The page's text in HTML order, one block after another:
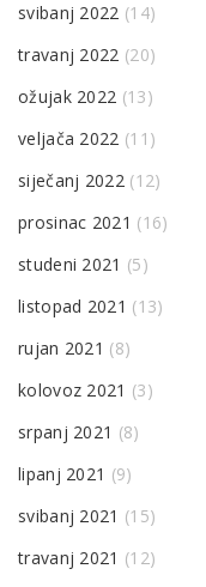
svibanj 2022 (14)
travanj 2022 (20)
ožujak 2022 (13)
veljača 2022 (11)
siječanj 2022(12)
prosinac 2021 (16)
studeni 2021 (5)
listopad 2021 (13)
rujan 2021 (8)
kolovoz 2021 (3)
srpanj 2021 (8)
lipanj 2021 (9)
svibanj 2021 (15)
travanj 2021 (12)